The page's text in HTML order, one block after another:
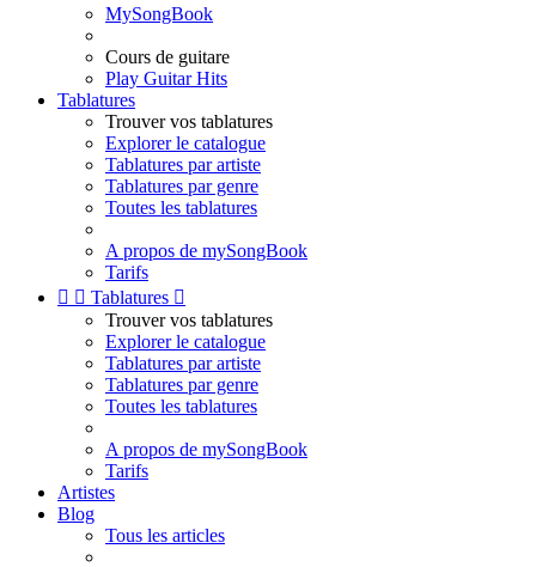
MySongBook
Cours de guitare
Play Guitar Hits
Tablatures
Trouver vos tablatures
Explorer le catalogue
Tablatures par artiste
Tablatures par genre
Toutes les tablatures
A propos de mySongBook
Tarifs
  Tablatures 
Trouver vos tablatures
Explorer le catalogue
Tablatures par artiste
Tablatures par genre
Toutes les tablatures
A propos de mySongBook
Tarifs
Artistes
Blog
Tous les articles